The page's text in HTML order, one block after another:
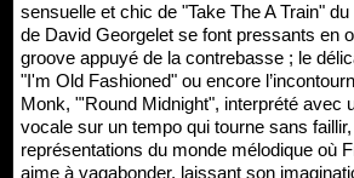
sensuelle et chic de "Take The A Train"
de David Georgelet se font pressants en
groove appuyé de la contrebasse ; le
"I'm Old Fashioned" ou encore
Monk, "'Round Midnight", interprété avec
vocale sur un tempo qui tourne sans
représentations du monde mélodique où
aime à vagabonder, laissant son